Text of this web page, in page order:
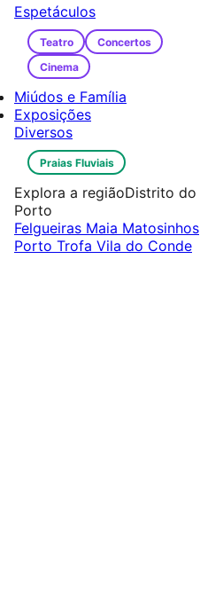
Espetáculos
Teatro
Concertos
Cinema
Miúdos e Família
Exposições
Diversos
Praias Fluviais
Explora a regiãoDistrito do
Porto
Felgueiras Maia Matosinhos
Porto Trofa Vila do Conde